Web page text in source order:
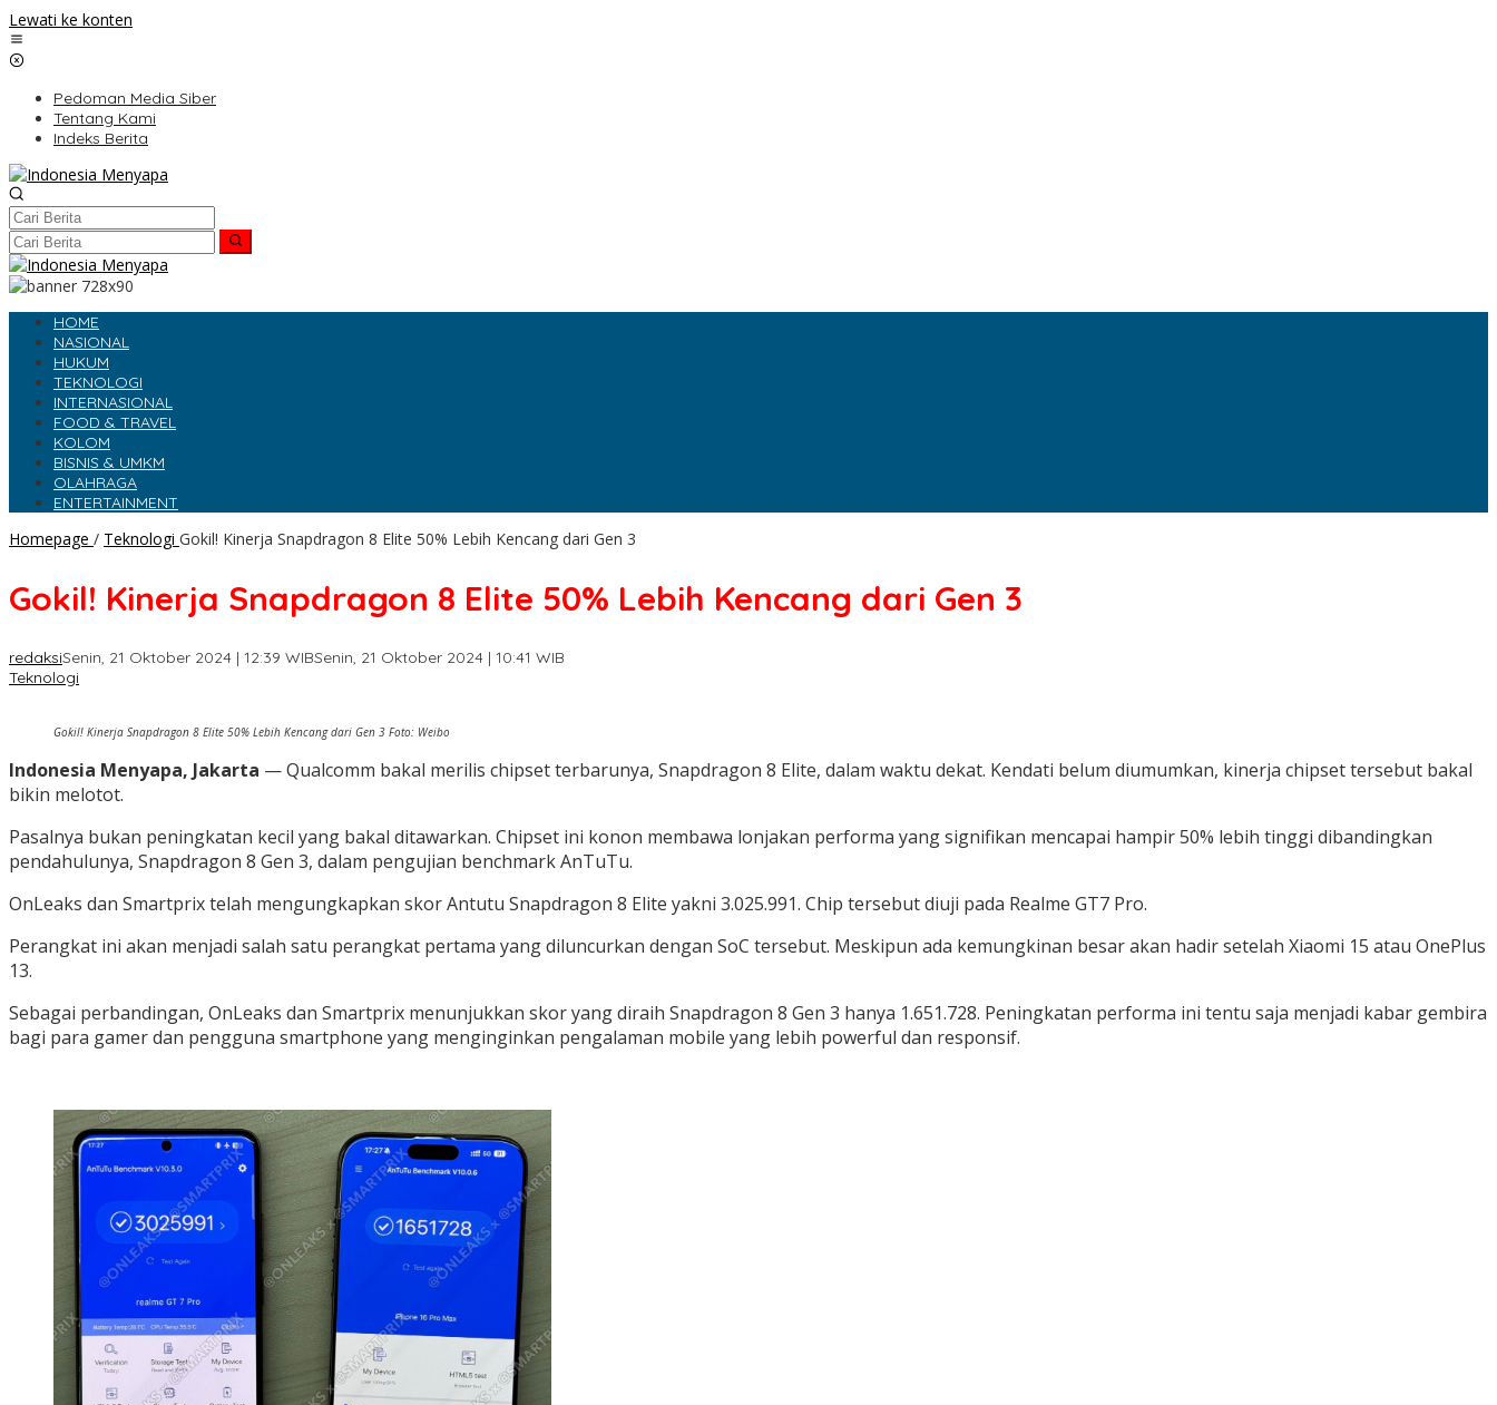
Lewati ke konten
Pedoman Media Siber
Tentang Kami
Indeks Berita
HOME
NASIONAL
HUKUM
TEKNOLOGI
INTERNASIONAL
FOOD & TRAVEL
KOLOM
BISNIS & UMKM
OLAHRAGA
ENTERTAINMENT
Homepage / Teknologi Gokil! Kinerja Snapdragon 8 Elite 50% Lebih Kencang dari Gen 3
Gokil! Kinerja Snapdragon 8 Elite 50% Lebih Kencang dari Gen 3
redaksiSenin, 21 Oktober 2024 | 12:39 WIBSenin, 21 Oktober 2024 | 10:41 WIB
Teknologi
Gokil! Kinerja Snapdragon 8 Elite 50% Lebih Kencang dari Gen 3 Foto: Weibo
Indonesia Menyapa, Jakarta — Qualcomm bakal merilis chipset terbarunya, Snapdragon 8 Elite, dalam waktu dekat. Kendati belum diumumkan, kinerja chipset tersebut bakal
bikin melotot.
Pasalnya bukan peningkatan kecil yang bakal ditawarkan. Chipset ini konon membawa lonjakan performa yang signifikan mencapai hampir 50% lebih tinggi dibandingkan
pendahulunya, Snapdragon 8 Gen 3, dalam pengujian benchmark AnTuTu.
OnLeaks dan Smartprix telah mengungkapkan skor Antutu Snapdragon 8 Elite yakni 3.025.991. Chip tersebut diuji pada Realme GT7 Pro.
Perangkat ini akan menjadi salah satu perangkat pertama yang diluncurkan dengan SoC tersebut. Meskipun ada kemungkinan besar akan hadir setelah Xiaomi 15 atau OnePlus
13.
Sebagai perbandingan, OnLeaks dan Smartprix menunjukkan skor yang diraih Snapdragon 8 Gen 3 hanya 1.651.728. Peningkatan performa ini tentu saja menjadi kabar gembira
bagi para gamer dan pengguna smartphone yang menginginkan pengalaman mobile yang lebih powerful dan responsif.